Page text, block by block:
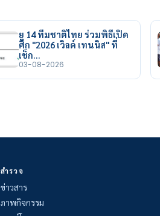
ยู 14 ทีมชาติไทย ร่วมพิธีเปิด
ศึก "2026 เวิลด์ เทนนิส" ที่
เช็ก…
03-08-2026
สำรวจ
ข่าวสาร
ภาพกิจกรรม